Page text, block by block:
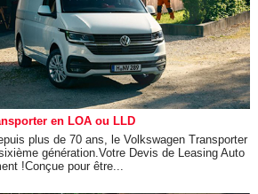
en LOA ou LLD
plus de 70 ans, le Volkswagen Transporter
génération.Votre Devis de Leasing Auto
!Conçue pour être...